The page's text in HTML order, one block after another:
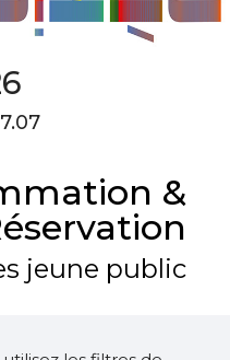
&
jeune public